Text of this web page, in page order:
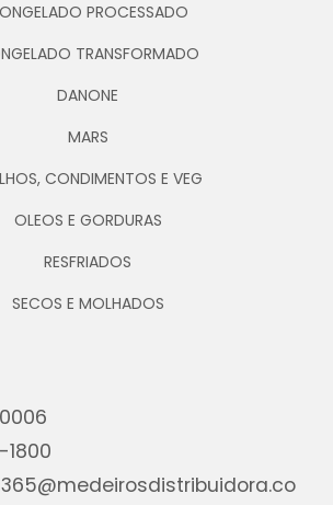
PROCESSADO
TRANSFORMADO
DANONE
MARS
CONDIMENTOS E VEG
OLEOS E GORDURAS
RESFRIADOS
SECOS E MOLHADOS
1800